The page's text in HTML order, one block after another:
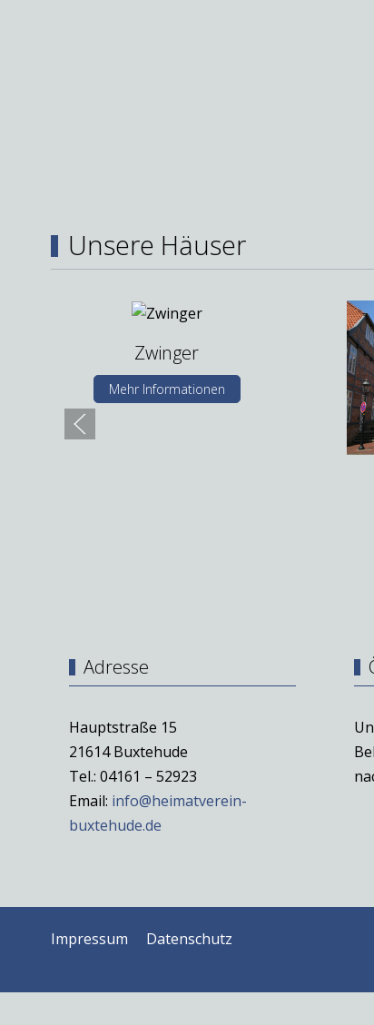
Unsere Häuser
Zwinger
Mehr Informationen
Adresse
Hauptstraße 15
21614 Buxtehude
Tel.: 04161 – 52923
Email: info@heimatverein-
buxtehude.de
Impressum Datenschutz